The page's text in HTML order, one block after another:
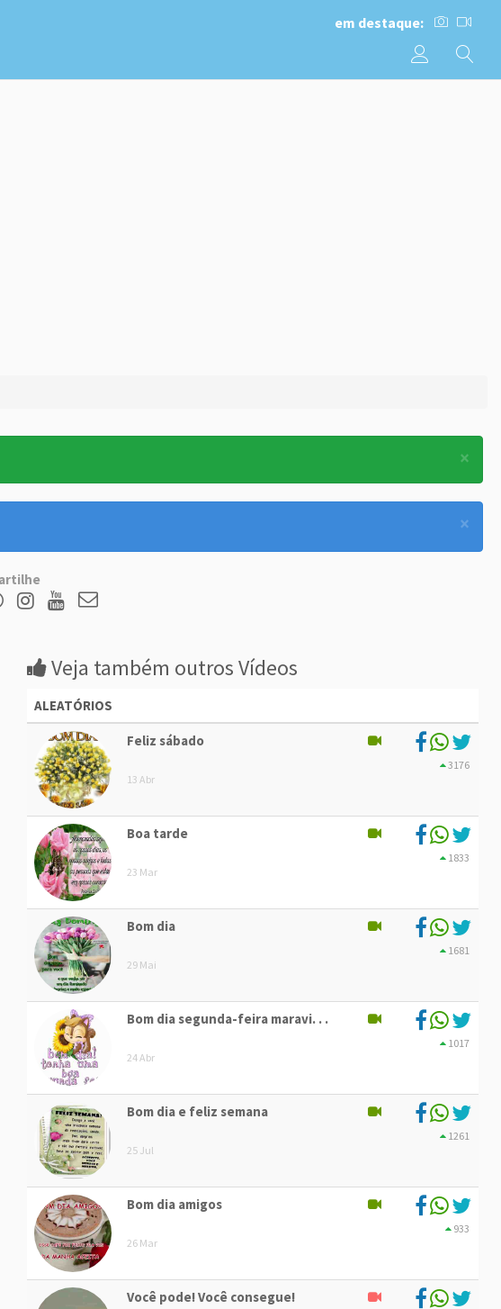
em destaque:
×
×
Veja também outros Vídeos
ALEATÓRIOS
Feliz sábado
13 Abr
3176
Boa tarde
23 Mar
1833
Bom dia
29 Mai
1681
Bom dia segunda-feira maravi. . .
24 Abr
1017
Bom dia e feliz semana
25 Jul
1261
Bom dia amigos
26 Mar
933
Você pode! Você consegue!